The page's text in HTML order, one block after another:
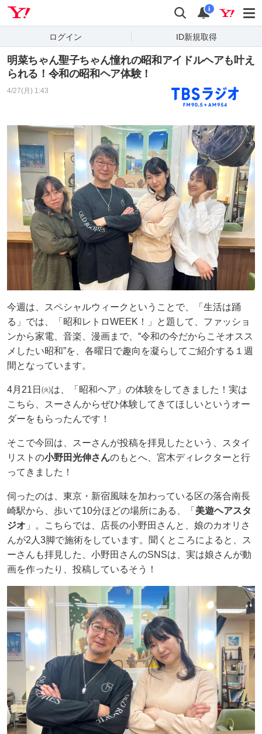
検索 通知
i
ログイン ID新規取得
明菜ちゃん聖子ちゃん憧れの昭和アイドルヘアも叶え
られる！令和の昭和ヘア体験！
4/27(月) 1:43
今週は、スペシャルウィークということで、「生活は踊
る」では、「昭和レトロWEEK！」と題して、ファッショ
ンから家電、音楽、漫画まで、“令和の今だからこそオスス
メしたい昭和”を、各曜日で趣向を凝らしてご紹介する１週
間となっています。
4月21日㈫は、「昭和ヘア」の体験をしてきました！実は
こちら、スーさんからぜひ体験してきてほしいというオー
ダーをもらったんです！
そこで今回は、スーさんが投稿を拝見したという、スタイ
リストの小野田光伸さんのもとへ、宮木ディレクターと行
ってきました！
伺ったのは、東京・新宿風味を加わっている区の落合南長
崎駅から、歩いて10分ほどの場所にある、「 美遊ヘアスタ
ジオ 」。こちらでは、店長の小野田さんと、娘のカオリさ
んが2人3脚で施術をしています。聞くところによると、ス
ーさんも拝見した、小野田さんのSNSは、実は娘さんが動
画を作ったり、投稿しているそう！